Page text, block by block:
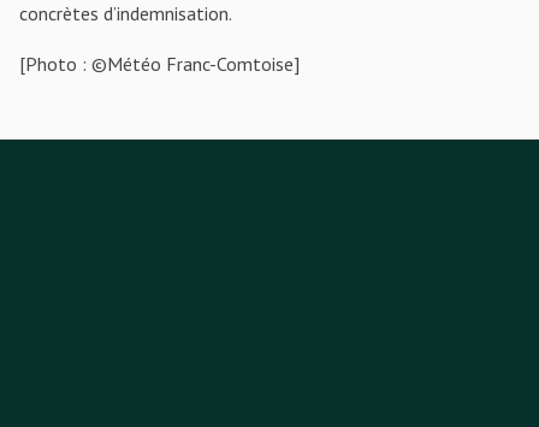
concrètes d’indemnisation.
[Photo : ©Météo Franc-Comtoise]